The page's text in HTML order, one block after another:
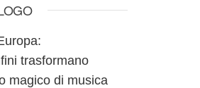
trasformano
magico di musica